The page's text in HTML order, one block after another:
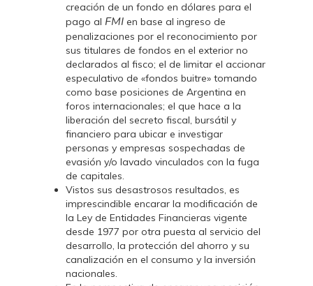
creación de un fondo en dólares para el
pago al FMI en base al ingreso de
penalizaciones por el reconocimiento por
sus titulares de fondos en el exterior no
declarados al fisco; el de limitar el accionar
especulativo de «fondos buitre» tomando
como base posiciones de Argentina en
foros internacionales; el que hace a la
liberación del secreto fiscal, bursátil y
financiero para ubicar e investigar
personas y empresas sospechadas de
evasión y/o lavado vinculados con la fuga
de capitales.
Vistos sus desastrosos resultados, es
imprescindible encarar la modificación de
la Ley de Entidades Financieras vigente
desde 1977 por otra puesta al servicio del
desarrollo, la protección del ahorro y su
canalización en el consumo y la inversión
nacionales.